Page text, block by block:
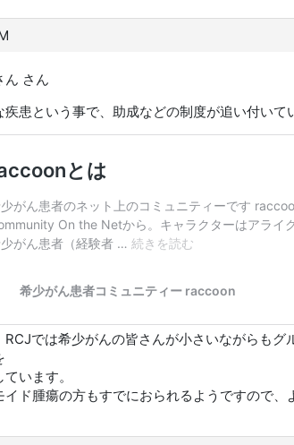
ん さん
疾患という事で、助成などの制度が追い付いて
RCJでは希少がんの皆さんが小さいながらも
います。
イド腫瘍の方もすでにおられるようですので、